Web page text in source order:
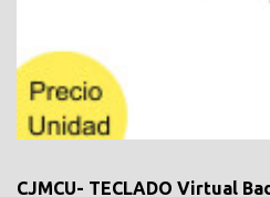
CJMCU- TECLADO Virtual